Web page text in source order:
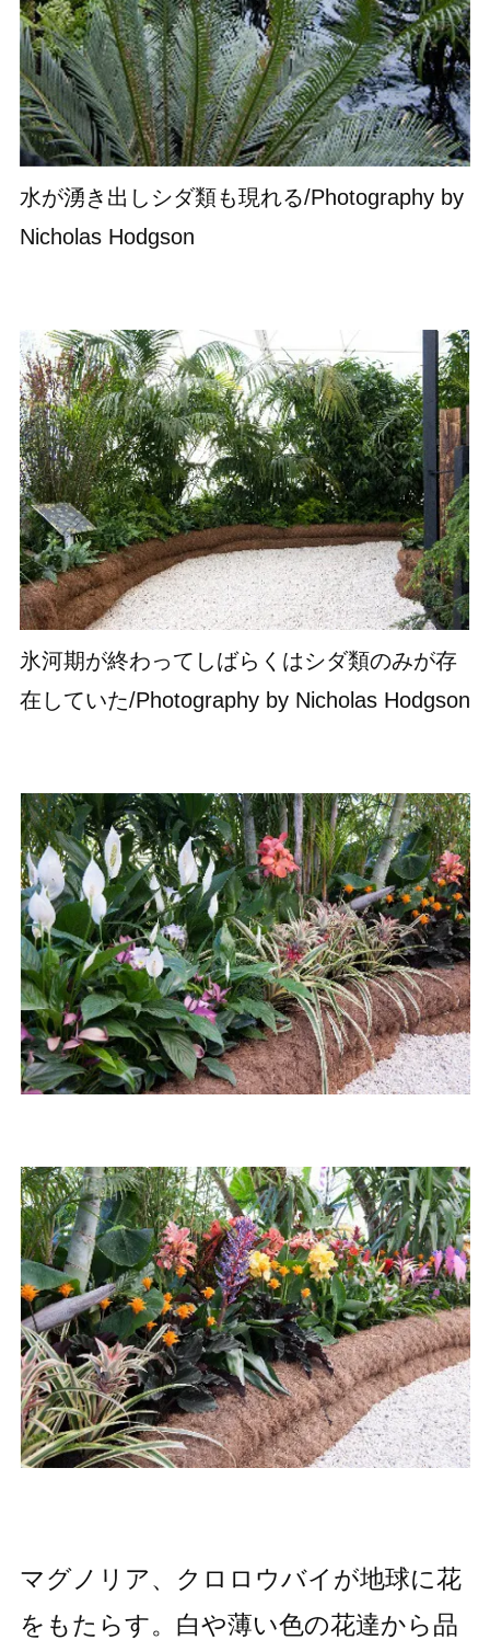
水が湧き出しシダ類も現れる/Photography by
Nicholas Hodgson
氷河期が終わってしばらくはシダ類のみが存
在していた/Photography by Nicholas Hodgson
マグノリア、クロロウバイが地球に花
をもたらす。白や薄い色の花達から品